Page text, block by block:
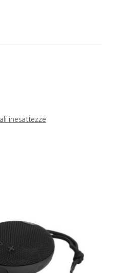
inesattezze